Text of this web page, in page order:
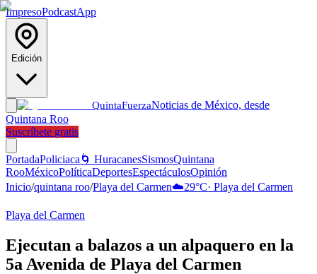
ImpresoPodcastApp
Edición
QuintaFuerzaNoticias de México, desde
Quintana Roo
Suscríbete gratis
PortadaPoliciaca 🌀 HuracanesSismosQuintana
RooMéxicoPolíticaDeportesEspectáculosOpinión
Inicio/quintana roo/Playa del Carmen☁️29°C· Playa del Carmen
Playa del Carmen
Ejecutan a balazos a un alpaquero en la
5a Avenida de Playa del Carmen